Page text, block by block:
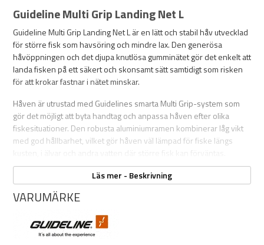
Guideline Multi Grip Landing Net L
Guideline Multi Grip Landing Net L är en lätt och stabil håv utvecklad
för större fisk som havsöring och mindre lax. Den generösa
håvöppningen och det djupa knutlösa gumminätet gör det enkelt att
landa fisken på ett säkert och skonsamt sätt samtidigt som risken
för att krokar fastnar i nätet minskar.
Håven är utrustad med Guidelines smarta Multi Grip-system som
gör det möjligt att byta handtag och anpassa håven efter olika
fiskesituationer. Den robusta aluminiumramen kombinerar låg vikt
med god hållbarhet, vilket gör håven väl lämpad för fiske längs
Modell: Guideline Multi Grip Landing Net L
Nät: Knutlöst gumminät
Handtagssystem: Multi Grip
Läs mer - Beskrivning
VARUMÄRKE